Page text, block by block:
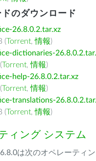
のダウンロード
26.8.0.2.tar.xz
(Torrent,情報)
dictionaries-
Torrent,情報)
help-26.8.0.2.tar.xz
Torrent,情報)
translations-
(Torrent,情報)
ィング システム
は次のオペレーティ